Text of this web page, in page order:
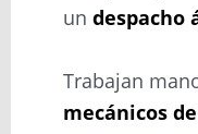
un despacho
Trabajan
mecánicos